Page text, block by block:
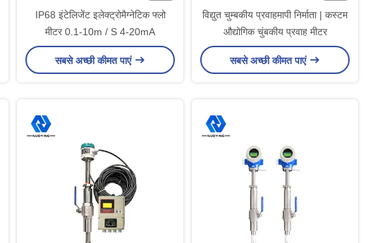
IP68 इंटेलिजेंट इलेक्ट्रोमैग्नेटिक फ्लो
मीटर 0.1-10m / S 4-20mA
सबसे अच्छी कीमत पाएं
विद्युत चुम्बकीय प्रवाहमापी निर्माता | कस्टम
औद्योगिक चुंबकीय प्रवाह मीटर
सबसे अच्छी कीमत पाएं